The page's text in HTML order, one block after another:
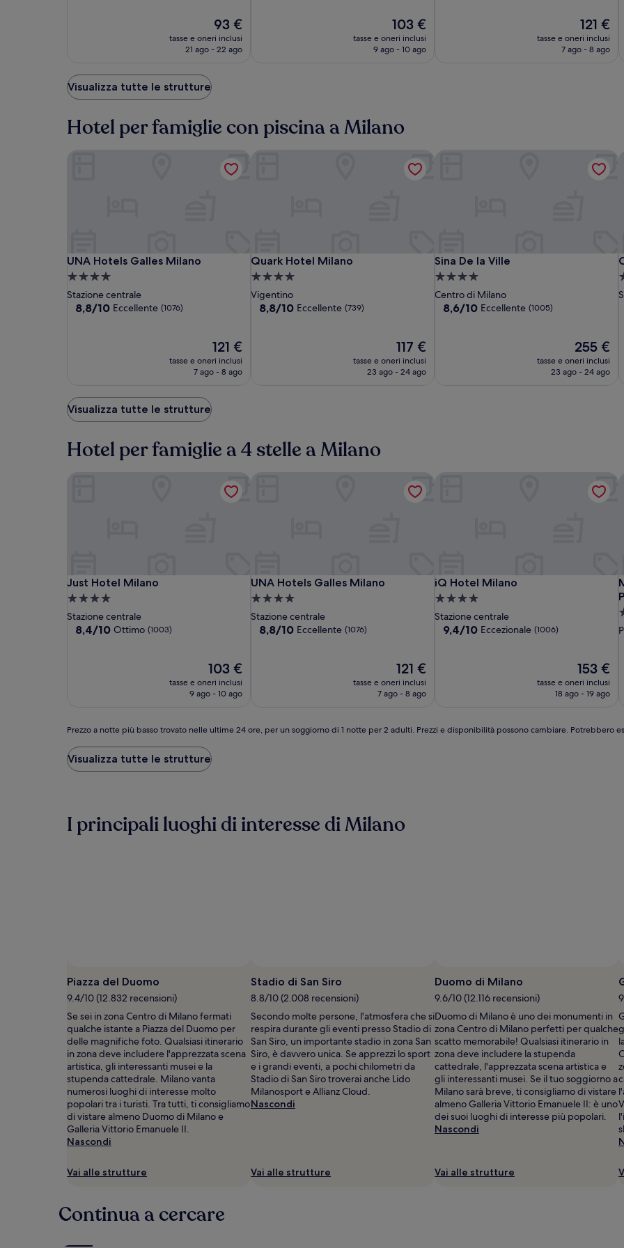
Il
prezzo
attuale
93 €
tasse e oneri inclusi
21 ago - 22 ago
Il
prezzo
attuale
103 €
tasse e oneri inclusi
9 ago - 10 ago
Il
prezzo
attuale
121 €
tasse e oneri inclusi
7 ago - 8 ago
Visualizza tutte le strutture
Hotel per famiglie con piscina a Milano
UNA
Hotels
Galles
Milano
UNA
Hotels
Galles
Milano
UNA
Hotels
Galles
Milano
UNA Hotels Galles Milano
UNA Hotels Galles Milano
Struttura
a
4.0
Stazione centrale
8.8
8,8/10 Eccellente (1076)
Il
prezzo
attuale
121 €
tasse e oneri inclusi
7 ago - 8 ago
Quark
Hotel
Milano
Quark
Hotel
Milano
Quark Hotel Milano
Quark Hotel Milano
Struttura
a
4.0
Vigentino
8.8
8,8/10 Eccellente (739)
Il
prezzo
attuale
117 €
tasse e oneri inclusi
23 ago - 24 ago
Sina
De
la
Ville
Sina De la Ville
Sina De la Ville
Struttura
a
4.0
Centro di Milano
8.6
8,6/10 Eccellente (1005)
Il
prezzo
attuale
255 €
tasse e oneri inclusi
23 ago - 24 ago
a
Visualizza tutte le strutture
Hotel per famiglie a 4 stelle a Milano
Just
Hotel
Milano
Just
Hotel
Milano
Just
Hotel
Milano
Just Hotel Milano
Just Hotel Milano
Struttura
a
4.0
Stazione centrale
8.4
8,4/10 Ottimo (1003)
Il
prezzo
attuale
103 €
tasse e oneri inclusi
9 ago - 10 ago
UNA
Hotels
Galles
Milano
UNA
Hotels
Galles
Milano
UNA Hotels Galles Milano
UNA Hotels Galles Milano
Struttura
a
4.0
Stazione centrale
8.8
8,8/10 Eccellente (1076)
Il
prezzo
attuale
121 €
tasse e oneri inclusi
7 ago - 8 ago
iQ
Hotel
Milano
iQ Hotel Milano
iQ Hotel Milano
Struttura
a
4.0
Stazione centrale
9.4
9,4/10 Eccezionale (1006)
Il
prezzo
attuale
153 €
tasse e oneri inclusi
18 ago - 19 ago
|
a
Prezzo
notte
più
ultime
24
e
disponibilità
possono
cambiare.
Potrebbero
essere
previste
condizioni
aggiuntive.
Prezzo a notte più basso trovato nelle ultime 24 ore, per un soggiorno di 1 notte per 2 adulti. Prezzi e disponibilità possono cambiare. Potrebbero
Visualizza tutte le strutture
I principali luoghi di interesse di Milano
Piazza del Duomo
9.4/10 (12.832 recensioni)
Se sei in zona Centro di Milano fermati
qualche istante a Piazza del Duomo per
delle magnifiche foto. Qualsiasi itinerario
in zona deve includere l'apprezzata scena
artistica, gli interessanti musei e la
stupenda cattedrale. Milano vanta
numerosi luoghi di interesse molto
popolari tra i turisti. Tra tutti, ti consigliamo
di vistare almeno Duomo di Milano e
Galleria Vittorio Emanuele II.
Nascondi
Vai alle strutture
Stadio di San Siro
8.8/10 (2.008 recensioni)
Secondo molte persone, l'atmosfera che si
respira durante gli eventi presso Stadio di
San Siro, un importante stadio in zona San
Siro, è davvero unica. Se apprezzi lo sport
e i grandi eventi, a pochi chilometri da
Stadio di San Siro troverai anche Lido
Milanosport e Allianz Cloud.
Nascondi
Vai alle strutture
Duomo di Milano
9.6/10 (12.116 recensioni)
Duomo di Milano è uno dei monumenti in
zona Centro di Milano perfetti per qualche
scatto memorabile! Qualsiasi itinerario in
zona deve includere la stupenda
cattedrale, l'apprezzata scena artistica e
gli interessanti musei. Se il tuo soggiorno a
Milano sarà breve, ti consigliamo di vistare
almeno Galleria Vittorio Emanuele II: è uno
dei suoi luoghi di interesse più popolari.
Nascondi
Vai alle strutture
Continua a cercare